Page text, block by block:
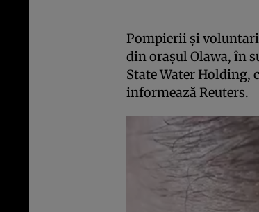
Pompierii şi
din oraşul Olawa, în
State Water Holding,
informează Reuters.